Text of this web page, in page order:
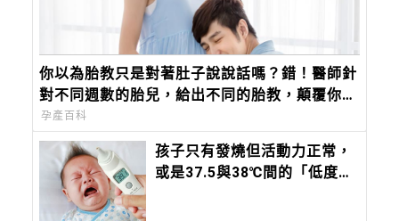
你以為胎教只是對著肚子說說話嗎？錯！醫師針
對不同週數的胎兒，給出不同的胎教，顛覆你對
胎教的觀念
孕產百科
孩子只有發燒但活動力正常，
或是37.5與38℃間的「低度發